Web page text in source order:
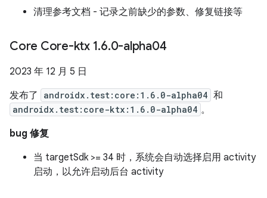
清理参考文档 - 记录之前缺少的参数、修复链接等
Core Core-ktx 1.6.0-alpha04
2023 年 12 月 5 日
发布了
androidx.test:core:1.6.0-alpha04 和
androidx.test:core-ktx:1.6.0-alpha04 。
bug 修复
当 targetSdk >= 34 时，系统会自动选择启用 activity
启动，以允许启动后台 activity